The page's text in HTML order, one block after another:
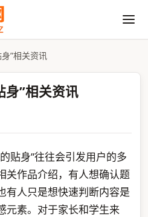
”相关资讯
身”相关资讯
贴身”往往会引发用户的多
关作品介绍，有人想确认题
有人只是想快速判断内容是
元素。对于家长和学生来